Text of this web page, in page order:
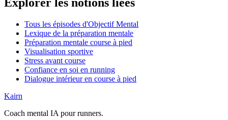
Tous les épisodes d'Objectif Mental
Lexique de la préparation mentale
Préparation mentale course à pied
Visualisation sportive
Stress avant course
Confiance en soi en running
Dialogue intérieur en course à pied
Kairn
Coach mental IA pour runners.